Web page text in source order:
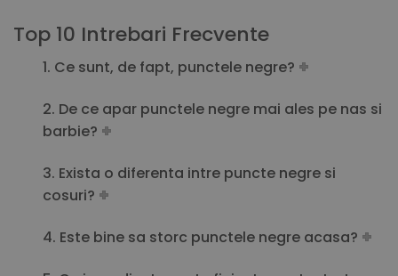
Top 10 Intrebari Frecvente
1. Ce sunt, de fapt, punctele negre?
2. De ce apar punctele negre mai ales pe nas si
barbie?
3. Exista o diferenta intre puncte negre si
cosuri?
4. Este bine sa storc punctele negre acasa?